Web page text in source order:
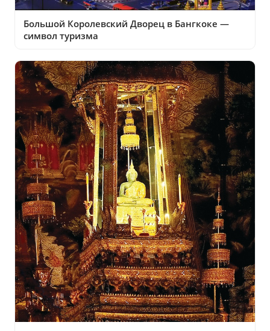
Большой Королевский Дворец в Бангкоке —
символ туризма